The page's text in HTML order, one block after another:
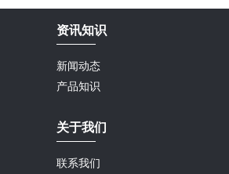
资讯知识
新闻动态
产品知识
关于我们
联系我们